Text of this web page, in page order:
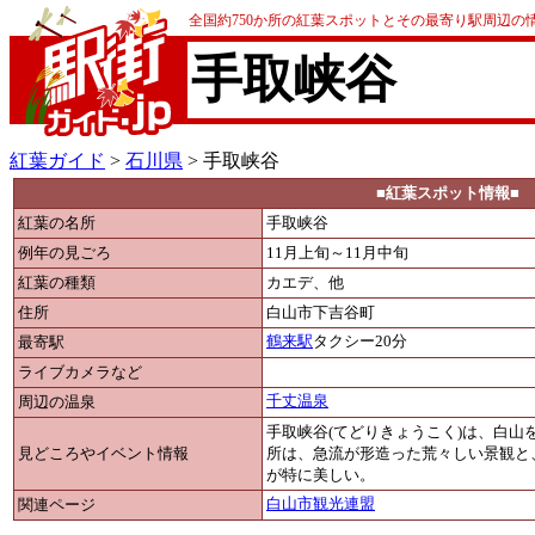
全国約750か所の紅葉スポットとその最寄り駅周辺の
手取峡谷
紅葉ガイド > 石川県 > 手取峡谷
■紅葉スポット情報■
紅葉の名所
手取峡谷
例年の見ごろ
11月上旬～11月中旬
紅葉の種類
カエデ、他
住所
白山市下吉谷町
最寄駅
鶴来駅タクシー20分
ライブカメラなど
周辺の温泉
千丈温泉
見どころやイベント情報
手取峡谷(てどりきょうこく)は、白山
所は、急流が形造った荒々しい景観
が特に美しい。
関連ページ
白山市観光連盟